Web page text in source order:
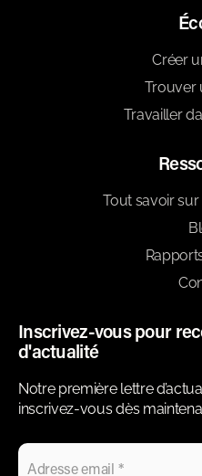
Créer
Trouver
Travailler
Tout savoir
Inscrivez-vous pour
d'actualité
Notre première lettre
inscrivez-vous dès